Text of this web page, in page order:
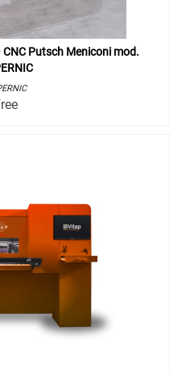
Putsch Meniconi mod.